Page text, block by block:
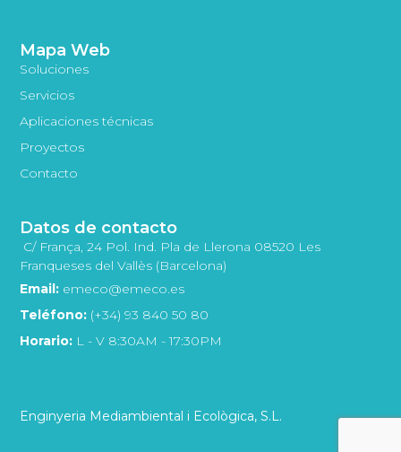
Enginyeria Mediambiental i Ecològica, S.L.
Mapa Web
Soluciones
Servicios
Aplicaciones técnicas
Proyectos
Contacto
Datos de contacto
C/ França, 24 Pol. Ind. Pla de Llerona 08520 Les
Franqueses del Vallès (Barcelona)
Email: emeco@emeco.es
Teléfono: (+34) 93 840 50 80
Horario: L - V 8:30AM - 17:30PM